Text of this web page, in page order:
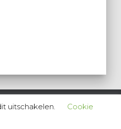
uitschakelen.
Cookie